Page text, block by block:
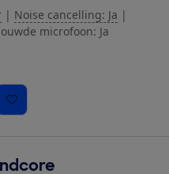
| Noise cancelling: Ja |
microfoon: Ja